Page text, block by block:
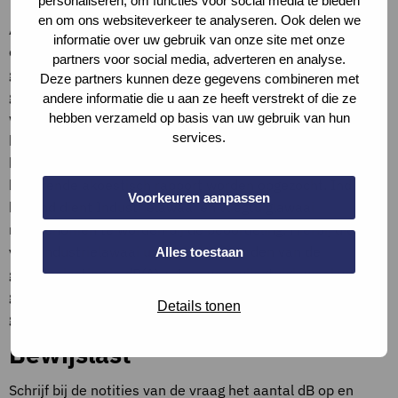
en om ons websiteverkeer te analyseren. Ook delen we
informatie over uw gebruik van onze site met onze
partners voor social media, adverteren en analyse.
Deze partners kunnen deze gegevens combineren met
andere informatie die u aan ze heeft verstrekt of die ze
hebben verzameld op basis van uw gebruik van hun
services.
Voorkeuren aanpassen
Alles toestaan
Details tonen
Alle gemeenten hebben geluidskaarten opgesteld waarop
de geluidbelasting is af te lezen. Als er geen
geluidrapportage beschikbaar is kan hiervan gebruik
gemaakt worden voor de invulling van dit onderdeel. Zie de
website van de betreffende gemeente. Op
https://omgevingswet.overheid.nl/regels-op-de-kaart/kan
het betreffende bestemmingsplan en het daarbij
behorende akoestisch rapport worden opgezocht. Indien
bekend dient Industrielawaai en vliegtuiglawaai
meegenomen te worden bij de beoordeling. Hierbij dient
voor industrielawaai uitgegaan te worden van de
geluidbelasting in dB(A) + 1 en voor vliegtuiglawaai van de
geluidbelasting Lden in dB + 6. Zie voor het begrip dove
gevel de omschrijving in de Besluit kwaliteit leefomgeving.
Bewijslast
Schrijf bij de notities van de vraag het aantal dB op en